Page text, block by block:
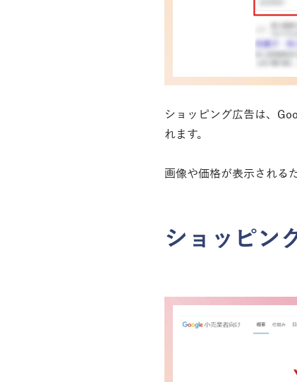
ショッピング広告は、
れます。
画像や価格が表示される
ショッピ